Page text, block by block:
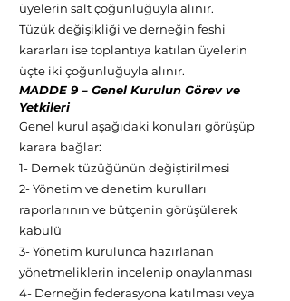
üyelerin salt çoğunluğuyla alınır.
Tüzük değişikliği ve derneğin feshi
kararları ise toplantıya katılan üyelerin
üçte iki çoğunluğuyla alınır.
MADDE 9 – Genel Kurulun Görev ve
Yetkileri
Genel kurul aşağıdaki konuları görüşüp
karara bağlar:
1- Dernek tüzüğünün değiştirilmesi
2- Yönetim ve denetim kurulları
raporlarının ve bütçenin görüşülerek
kabulü
3- Yönetim kurulunca hazırlanan
yönetmeliklerin incelenip onaylanması
4- Derneğin federasyona katılması veya